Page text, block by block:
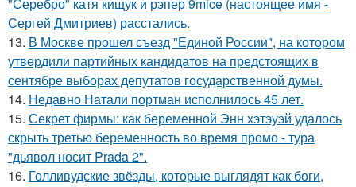
Сергей Дмитриев) расстались.
13. В Москве прошел съезд "Единой России", на котором
утвердили партийных кандидатов на предстоящих в
сентябре выборах депутатов государственной думы.
14. Недавно Натали портман исполнилось 45 лет.
15. Секрет фирмы: как беременной Энн хэтэуэй удалось
скрыть третью беременность во время промо - тура
"дьявол носит Prada 2".
16. Голливудские звёзды, которые выглядят как боги,